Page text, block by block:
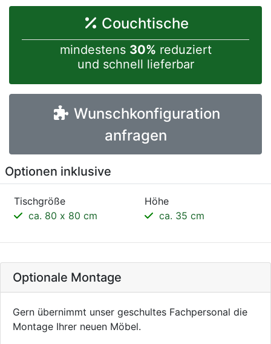
Couchtische
mindestens 30% reduziert
und schnell lieferbar
Wunschkonfiguration
anfragen
Optionen inklusive
Tischgröße
ca. 80 x 80 cm
Höhe
ca. 35 cm
Optionale Montage
Gern übernimmt unser geschultes Fachpersonal die
Montage Ihrer neuen Möbel.